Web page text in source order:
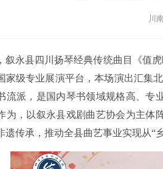
川
叙永县四川扬琴经典传统曲目《值
家级专业展演平台，本场演出汇集
流派，是国内琴书领域规格高、专
为，以叙永县戏剧曲艺协会为主体
遗传承，推动全县曲艺事业实现从“